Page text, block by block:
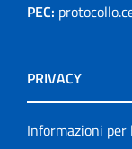
PEC:
PRIVACY
Informazioni per